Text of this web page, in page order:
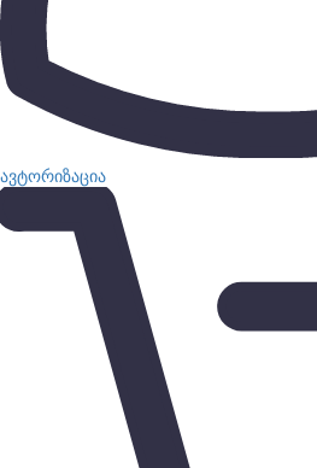
ავტორიზაცია